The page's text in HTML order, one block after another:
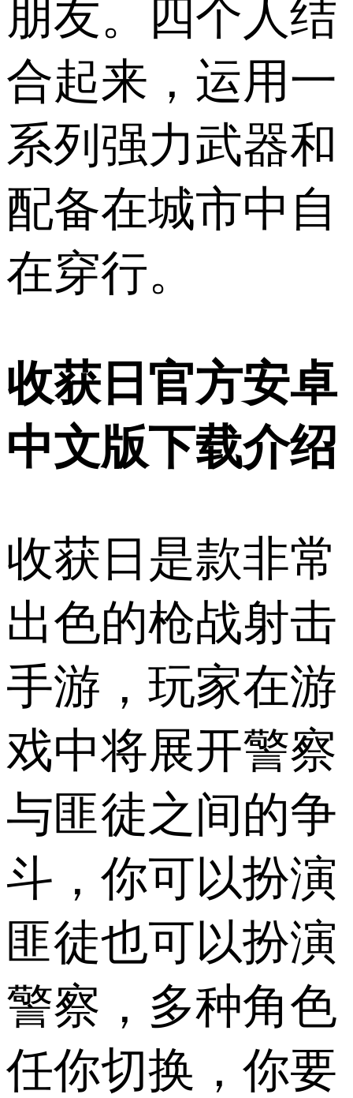
朋友。四个人结
合起来，运用一
系列强力武器和
配备在城市中自
在穿行。
收获日官方安卓
中文版下载介绍
收获日是款非常
出色的枪战射击
手游，玩家在游
戏中将展开警察
与匪徒之间的争
斗，你可以扮演
匪徒也可以扮演
警察，多种角色
任你切换，你要